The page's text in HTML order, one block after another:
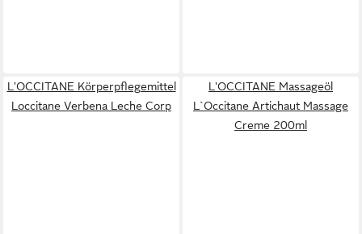
L'OCCITANE Körperpflegemittel
Loccitane Verbena Leche Corp
L'OCCITANE Massageöl
L`Occitane Artichaut Massage
Creme 200ml